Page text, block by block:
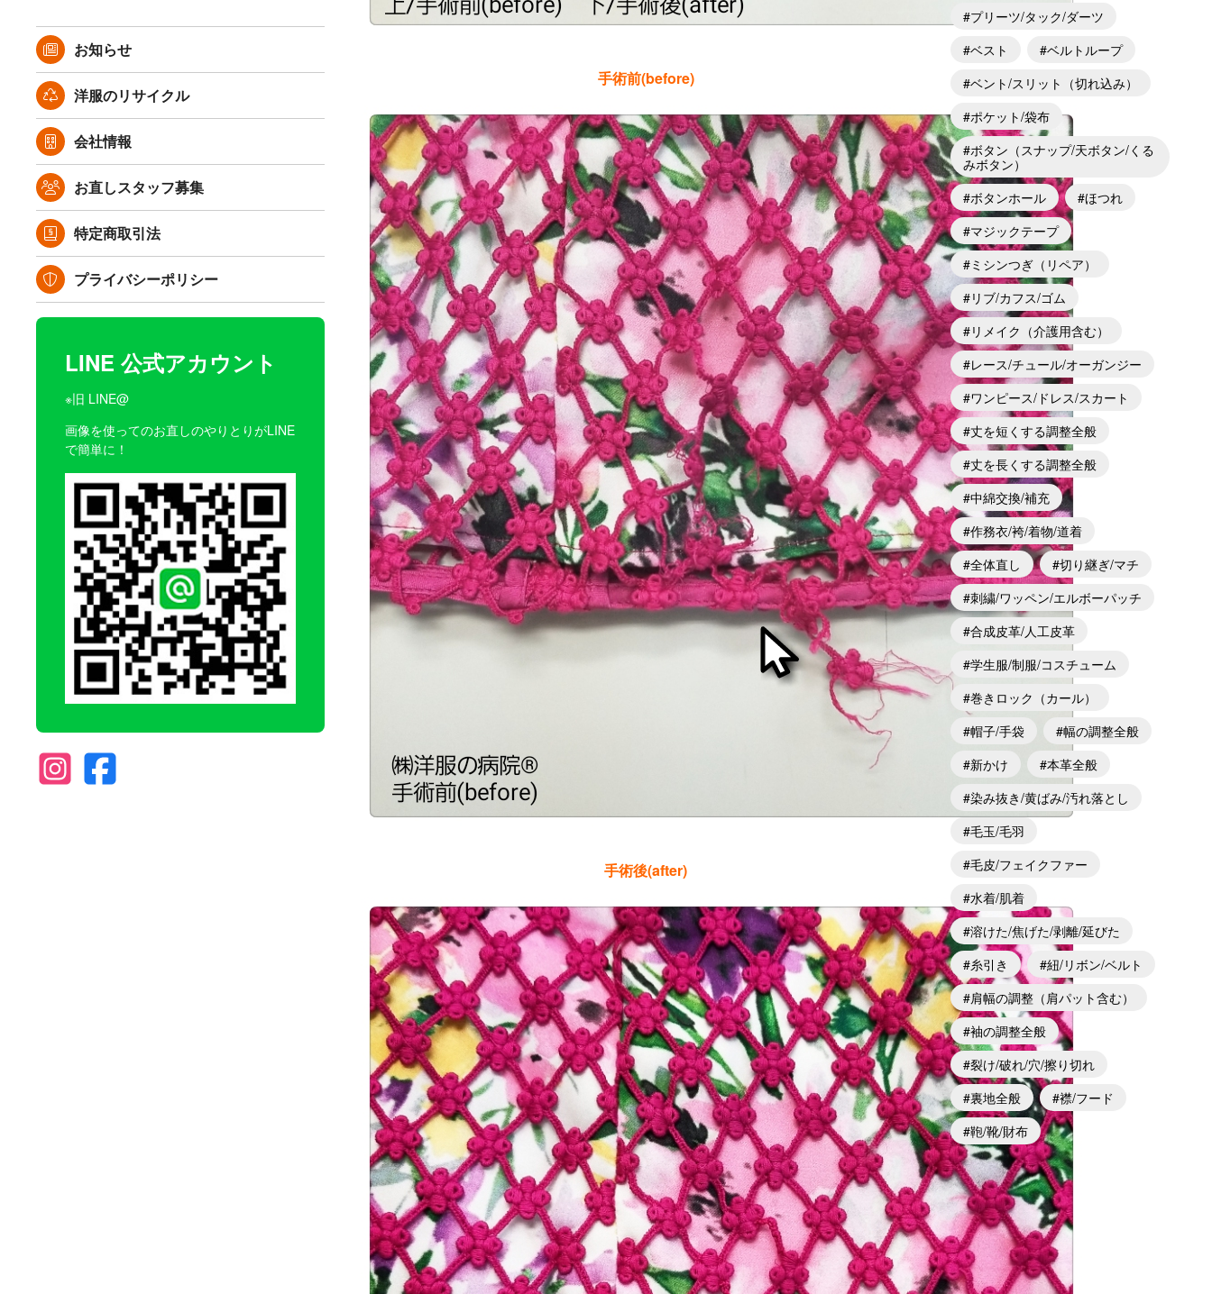
お知らせ
洋服のリサイクル
会社情報
お直しスタッフ募集
特定商取引法
プライバシーポリシー
LINE 公式アカウント
※旧 LINE@
画像を使ってのお直しのやりとりがLINE
で簡単に！
手術前(before)
手術後(after)
プリーツ/タック/ダーツ
ベスト
ベルトループ
ベント/スリット（切れ込み）
ポケット/袋布
ボタン（スナップ/天ボタン/くる
みボタン）
ボタンホール
ほつれ
マジックテープ
ミシンつぎ（リペア）
リブ/カフス/ゴム
リメイク（介護用含む）
レース/チュール/オーガンジー
ワンピース/ドレス/スカート
丈を短くする調整全般
丈を長くする調整全般
中綿交換/補充
作務衣/袴/着物/道着
全体直し
切り継ぎ/マチ
刺繍/ワッペン/エルボーパッチ
合成皮革/人工皮革
学生服/制服/コスチューム
巻きロック（カール）
帽子/手袋
幅の調整全般
新かけ
本革全般
染み抜き/黄ばみ/汚れ落とし
毛玉/毛羽
毛皮/フェイクファー
水着/肌着
溶けた/焦げた/剥離/延びた
糸引き
紐/リボン/ベルト
肩幅の調整（肩パット含む）
袖の調整全般
裂け/破れ/穴/擦り切れ
裏地全般
襟/フード
鞄/靴/財布